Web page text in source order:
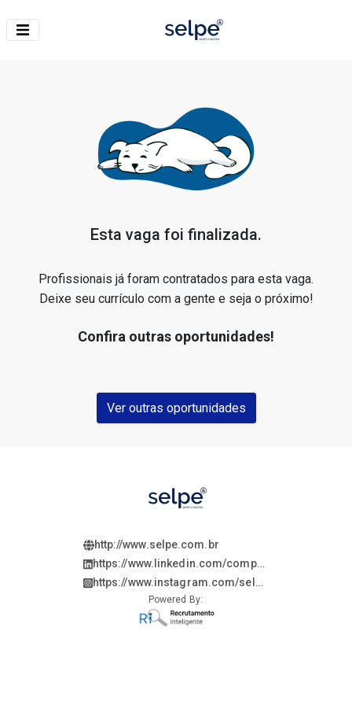
Esta vaga foi finalizada.
Profissionais já foram contratados para esta vaga.
Deixe seu currículo com a gente e seja o próximo!
Confira outras oportunidades!
Ver outras oportunidades
http://www.selpe.com.br
https://www.linkedin.com/company/selpevagas/
https://www.instagram.com/selpevagas/
Powered By: